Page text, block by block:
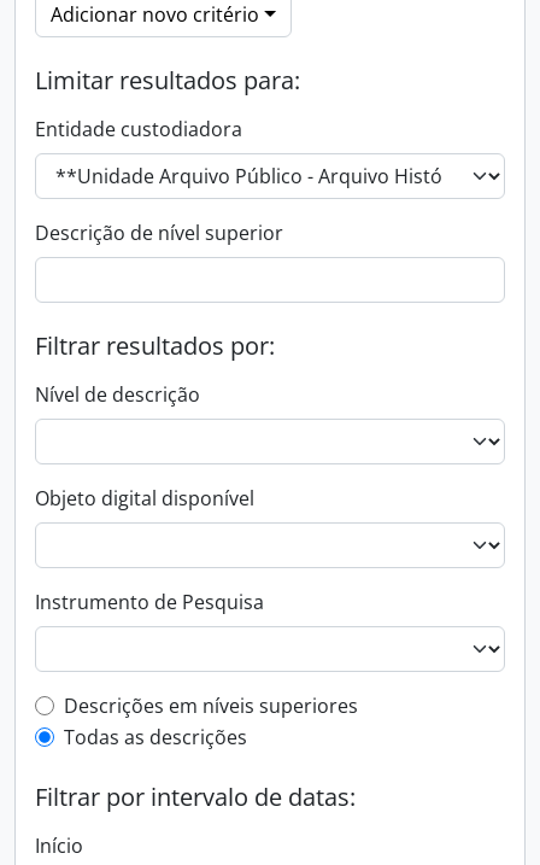
Adicionar novo critério
Limitar resultados para:
Entidade custodiadora
Descrição de nível superior
Filtrar resultados por:
Nível de descrição
Objeto digital disponível
Instrumento de Pesquisa
Filtro de descrição de nível superior
Descrições em níveis superiores
Todas as descrições
Filtrar por intervalo de datas:
Início